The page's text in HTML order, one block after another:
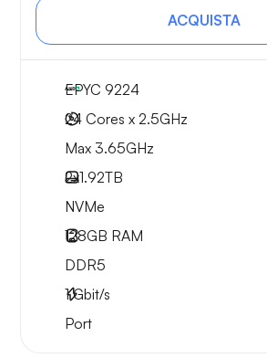
ACQUISTA
EPYC 9224
24 Cores x 2.5GHz
Max 3.65GHz
2x1.92TB
NVMe
128GB RAM
DDR5
1Gbit/s
Port